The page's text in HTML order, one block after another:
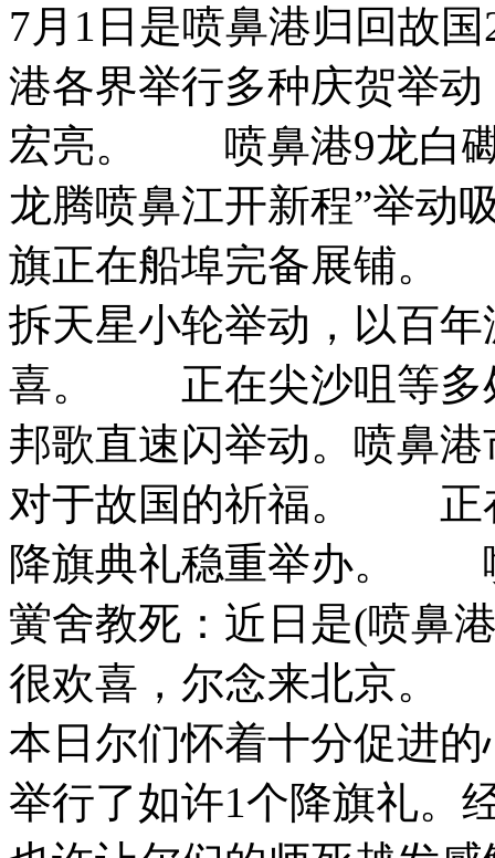
7月1日是喷鼻港归回故
港各界举行多种庆贺举
宏亮。 喷鼻港9龙白磡
龙腾喷鼻江开新程”举动
旗正在船埠完备展铺。
拆天星小轮举动，以百
喜。 正在尖沙咀等多
邦歌直速闪举动。喷鼻
对于故国的祈福。
正在
降旗典礼稳重举办。
黉舍教死：近日是(喷鼻
很欢喜，尔念来北京。
本日尔们怀着十分促进
举行了如许1个降旗礼。